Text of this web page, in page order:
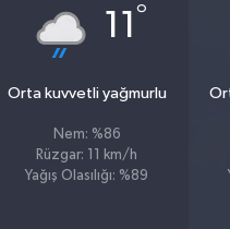
11 °
Orta kuvvetli yağmurlu
Nem: %86
Rüzgar: 11 km/h
Yağış Olasılığı: %89